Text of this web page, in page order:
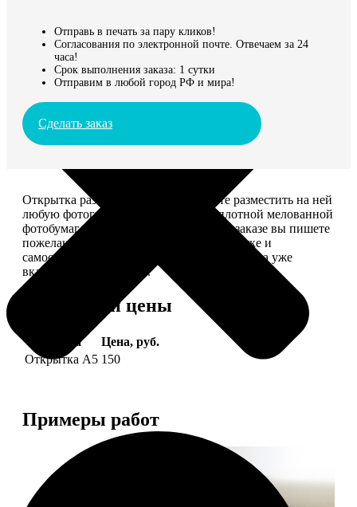
Отправь в печать за пару кликов!
Согласования по электронной почте. Отвечаем за 24
часа!
Срок выполнения заказа: 1 сутки
Отправим в любой город РФ и мира!
Сделать заказ
Открытка размером 10*15, вы можете разместить на ней
любую фотографию. Печатается на плотной мелованной
фотобумаге плотностью 300 г/м2. При заказе вы пишете
пожелание, мы его напечатаем на открытке и
самостоятельно отправим адресату (доставка уже
включена в стоимость).
Форматы и цены
Услуга
Цена, руб.
Открытка А5 150
Примеры работ